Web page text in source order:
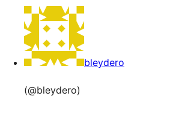
bleydero
(@bleydero)